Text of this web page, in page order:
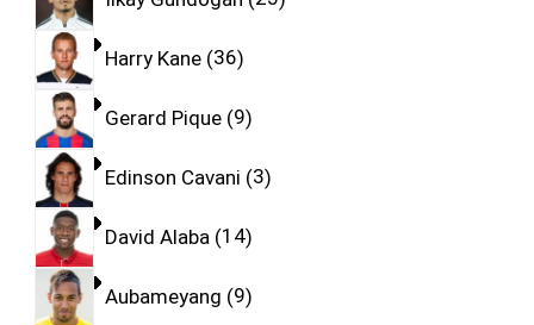
Harry Kane 36
Gerard Pique 9
Edinson Cavani 3
David Alaba 14
Aubameyang 9